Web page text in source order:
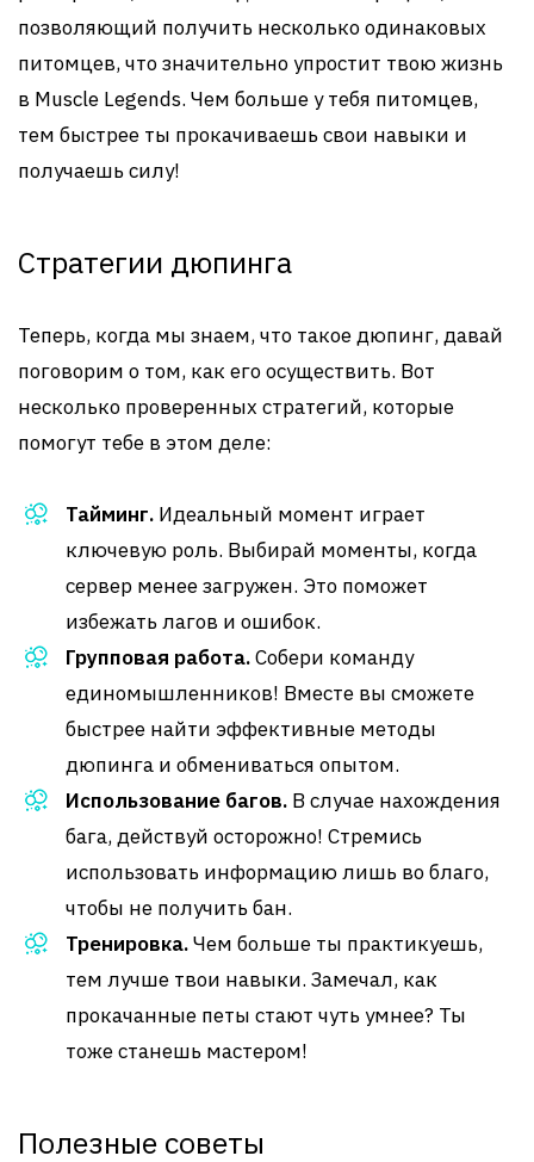
позволяющий получить несколько одинаковых
питомцев, что значительно упростит твою жизнь
в Muscle Legends. Чем больше у тебя питомцев,
тем быстрее ты прокачиваешь свои навыки и
получаешь силу!
Стратегии дюпинга
Теперь, когда мы знаем, что такое дюпинг, давай
поговорим о том, как его осуществить. Вот
несколько проверенных стратегий, которые
помогут тебе в этом деле:
Тайминг. Идеальный момент играет
ключевую роль. Выбирай моменты, когда
сервер менее загружен. Это поможет
избежать лагов и ошибок.
Групповая работа.Собери команду
единомышленников! Вместе вы сможете
быстрее найти эффективные методы
дюпинга и обмениваться опытом.
Использование багов. В случае нахождения
бага, действуй осторожно! Стремись
использовать информацию лишь во благо,
чтобы не получить бан.
Тренировка.Чем больше ты практикуешь,
тем лучше твои навыки. Замечал, как
прокачанные петы стают чуть умнее? Ты
тоже станешь мастером!
Полезные советы